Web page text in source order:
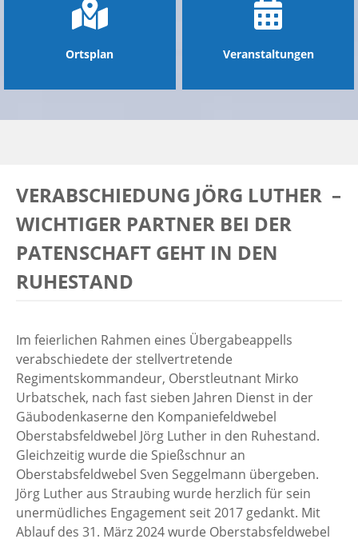
Ortsplan Veranstaltungen
VERABSCHIEDUNG JÖRG LUTHER –
WICHTIGER PARTNER BEI DER
PATENSCHAFT GEHT IN DEN
RUHESTAND
Im feierlichen Rahmen eines Übergabeappells
verabschiedete der stellvertretende
Regimentskommandeur, Oberstleutnant Mirko
Urbatschek, nach fast sieben Jahren Dienst in der
Gäubodenkaserne den Kompaniefeldwebel
Oberstabsfeldwebel Jörg Luther in den Ruhestand.
Gleichzeitig wurde die Spießschnur an
Oberstabsfeldwebel Sven Seggelmann übergeben.
Jörg Luther aus Straubing wurde herzlich für sein
unermüdliches Engagement seit 2017 gedankt. Mit
Ablauf des 31. März 2024 wurde Oberstabsfeldwebel